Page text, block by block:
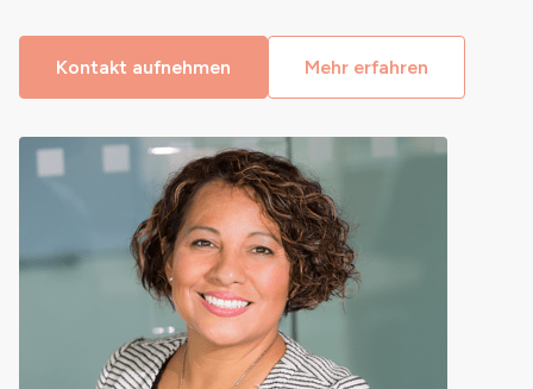
Kontakt aufnehmen Mehr erfahren